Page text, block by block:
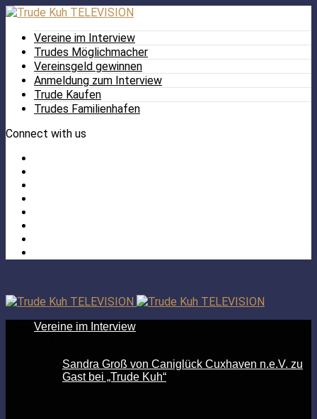
Vereine im Interview
Trudes Möglichmacher
Vereinsgeld gewinnen
Anmeldung zum Interview
Trude Kaufen
Trudes Familienhafen
Connect with us
Vereine im Interview
Sandra Groß von Caniglück Cuxhaven n.e.V. zu
Gast bei „Trude Kuh“